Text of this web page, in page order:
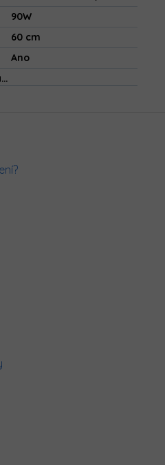
90W
60 cm
Ano